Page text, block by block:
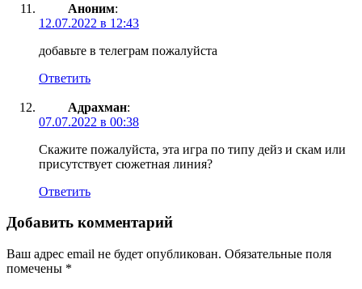
Аноним:
12.07.2022 в 12:43
добавьте в телеграм пожалуйста
Ответить
Адрахман:
07.07.2022 в 00:38
Скажите пожалуйста, эта игра по типу дейз и скам или
присутствует сюжетная линия?
Ответить
Добавить комментарий
Ваш адрес email не будет опубликован. Обязательные поля
помечены *